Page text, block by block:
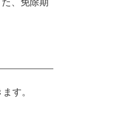
、免除期
す。